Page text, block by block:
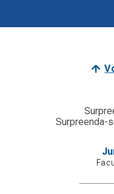
Surpreenda-